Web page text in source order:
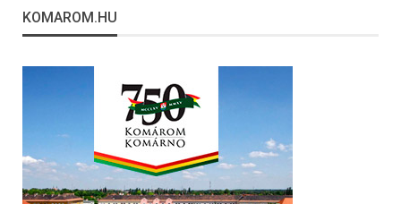
KOMAROM.HU